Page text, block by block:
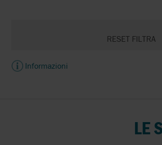
RESET FILTRA
Informazioni
LE